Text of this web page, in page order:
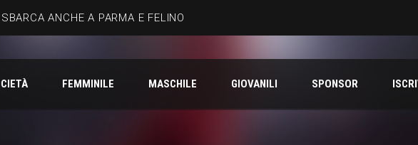
ANCHE A PARMA E FELINO
FEMMINILE MASCHILE GIOVANILI SPONSOR